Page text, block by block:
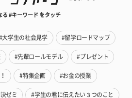
る #キーワード をタッチ
大学生の社会見学 #留学ロードマップ
#先輩ロールモデル #プレゼント
#特集企画 #お金の授業
ゼミ #学生の君に伝えたい３つのこと